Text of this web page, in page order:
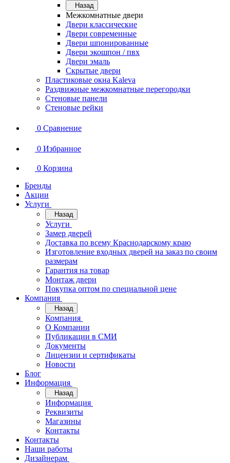
Назад
Межкомнатные двери
Двери классические
Двери современные
Двери шпонированные
Двери экошпон / пвх
Двери эмаль
Скрытые двери
Пластиковые окна Kaleva
Раздвижные межкомнатные перегородки
Стеновые панели
Стеновые рейки
0 Сравнение
0 Избранное
0 Корзина
Бренды
Акции
Услуги
Назад
Услуги
Замер дверей
Доставка по всему Краснодарскому краю
Изготовление входных дверей на заказ по своим
размерам
Гарантия на товар
Монтаж двери
Покупка оптом по специальной цене
Компания
Назад
Компания
О Компании
Публикации в СМИ
Документы
Лицензии и сертификаты
Новости
Блог
Информация
Назад
Информация
Реквизиты
Магазины
Контакты
Контакты
Наши работы
Дизайнерам